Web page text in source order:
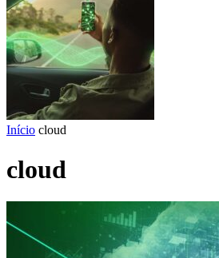
Início cloud
cloud